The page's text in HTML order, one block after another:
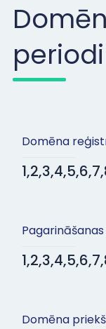
periodi
Domēna
Domēna